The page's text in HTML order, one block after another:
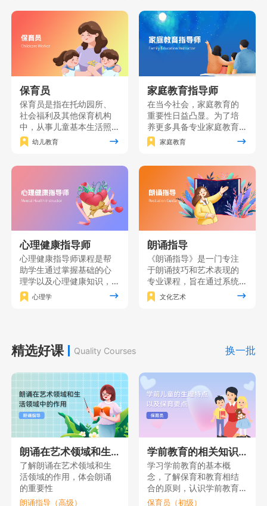
维的职业园长，为幼儿园
的发展提供全方位指导与
支持。
童为本”的教育理念。主要
面向准备从事幼儿园、托
育机构、学前文教公司等
工作的个人和单位员工。
保育员
保育员是指在托幼园所、
社会福利及其他保育机构
中，从事儿童基本生活照
料、保健、自理能力培养
和辅助教育工作的人员。
求，对保育员应具有的基
础知识和基本技能进行培
训的一门课程。
幼儿教育
家庭教育指导师
在当今社会，家庭教育的
重要性日益凸显。为了培
养更多具备专业家庭教育
知识和技能的家长，我们
精心打造了一门家庭教育
理论知识与实践技能紧密
结合，致力于为广大家长
提供一个系统、全面的学
习平台。
家庭教育
心理健康指导师
心理健康指导师课程是帮
助学生通过掌握基础的心
理学以及心理健康知识，
形成对人的心理的全面理
解，在此基础上掌握心理
心理学
朗诵指导
《朗诵指导》是一门专注
于朗诵技巧和艺术表现的
专业课程，旨在通过系统
的训练和实践使学员掌握
朗诵的基本功，同时注重
舞台上自如地展现自己的
文化艺术
精选好课 Quality Courses 换一批
朗诵在艺术领域和生活领域中的作用
了解朗诵在艺术领域和生
活领域的作用，体会朗诵
的重要性
朗诵指导（高级）
学前教育的相关知识（一）
学习学前教育的基本概
念，了解保育和教育相结
合的原则，认识学前教育
的重要性。
保育员（初级）